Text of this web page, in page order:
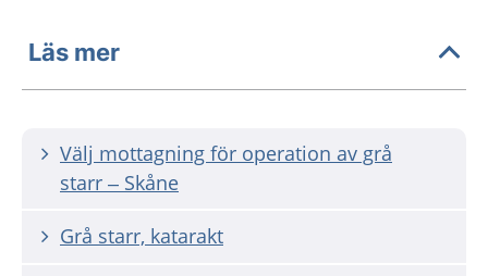
Läs mer
Välj mottagning för operation av grå
starr – Skåne
Grå starr, katarakt